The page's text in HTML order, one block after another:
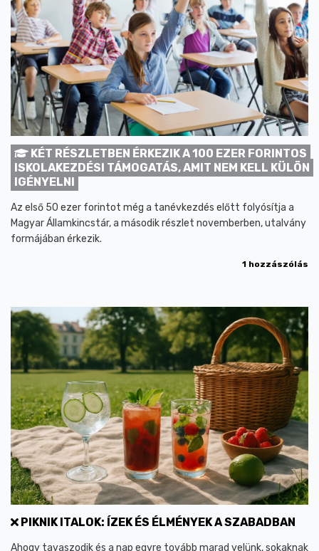
KÉT RÉSZLETBEN ÉRKEZIK A 100 EZER FORINTOS
ISKOLAKEZDÉSI TÁMOGATÁS, AMIT NEM KELL KÜLÖN
IGÉNYELNI
Az első 50 ezer forintot még a tanévkezdés előtt folyósítja a
Magyar Államkincstár, a második részlet novemberben, utalvány
formájában érkezik.
1 hozzászólás
PIKNIK ITALOK: ÍZEK ÉS ÉLMÉNYEK A SZABADBAN
Ahogy tavaszodik és a nap egyre tovább marad velünk, sokaknak